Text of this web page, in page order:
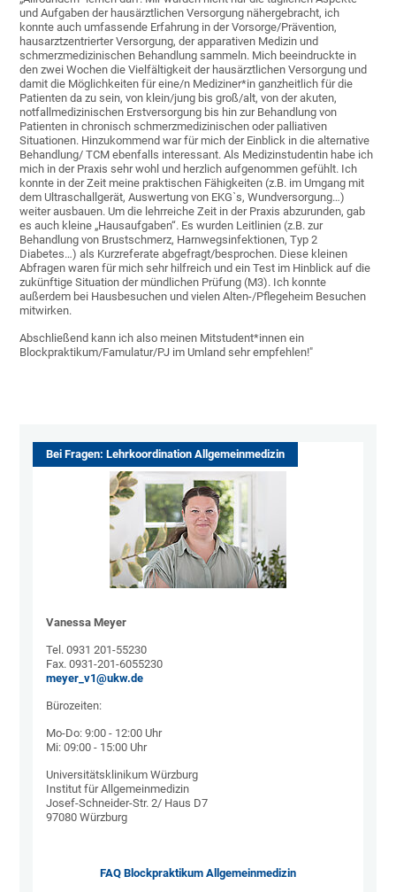
und Aufgaben der hausärztlichen Versorgung nähergebracht, ich
konnte auch umfassende Erfahrung in der Vorsorge/Prävention,
hausarztzentrierter Versorgung, der apparativen Medizin und
schmerzmedizinischen Behandlung sammeln. Mich beeindruckte in
den zwei Wochen die Vielfältigkeit der hausärztlichen Versorgung und
damit die Möglichkeiten für eine/n Mediziner*in ganzheitlich für die
Patienten da zu sein, von klein/jung bis groß/alt, von der akuten,
notfallmedizinischen Erstversorgung bis hin zur Behandlung von
Patienten in chronisch schmerzmedizinischen oder palliativen
Situationen. Hinzukommend war für mich der Einblick in die alternative
Behandlung/ TCM ebenfalls interessant. Als Medizinstudentin habe ich
mich in der Praxis sehr wohl und herzlich aufgenommen gefühlt. Ich
konnte in der Zeit meine praktischen Fähigkeiten (z.B. im Umgang mit
dem Ultraschallgerät, Auswertung von EKGˋs, Wundversorgung…)
weiter ausbauen. Um die lehrreiche Zeit in der Praxis abzurunden, gab
es auch kleine „Hausaufgaben“. Es wurden Leitlinien (z.B. zur
Behandlung von Brustschmerz, Harnwegsinfektionen, Typ 2
Diabetes…) als Kurzreferate abgefragt/besprochen. Diese kleinen
Abfragen waren für mich sehr hilfreich und ein Test im Hinblick auf die
zukünftige Situation der mündlichen Prüfung (M3). Ich konnte
außerdem bei Hausbesuchen und vielen Alten-/Pflegeheim Besuchen
mitwirken.
Abschließend kann ich also meinen Mitstudent*innen ein
Blockpraktikum/Famulatur/PJ im Umland sehr empfehlen!"
Bei Fragen: Lehrkoordination Allgemeinmedizin
Vanessa Meyer
Tel. 0931 201-55230
Fax. 0931-201-6055230
meyer_v1@ukw.de
Bürozeiten:
Mo-Do: 9:00 - 12:00 Uhr
Mi: 09:00 - 15:00 Uhr
Universitätsklinikum Würzburg
Institut für Allgemeinmedizin
Josef-Schneider-Str. 2/ Haus D7
97080 Würzburg
FAQ Blockpraktikum Allgemeinmedizin